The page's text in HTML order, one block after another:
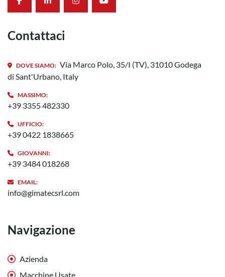
facebooklinkedininstagramyoutube
Contattaci
DOVE SIAMO: Via Marco Polo, 35/I (TV), 31010 Godega
di Sant'Urbano, Italy
MASSIMO:
+39 3355 482330
UFFICIO:
+39 0422 1838665
GIOVANNI:
+39 3484 018268
EMAIL:
info@gimatecsrl.com
Navigazione
Azienda
Macchine Usate